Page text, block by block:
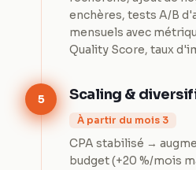
enchères, tests A/B
mensuels avec
Quality Score, taux
5 Scaling &
À partir du mois 3
CPA stabilisé →
budget (+20 %/mois